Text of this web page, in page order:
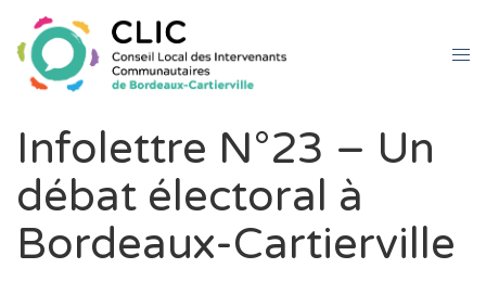
Infolettre N°23 – Un
débat électoral à
Bordeaux-Cartierville